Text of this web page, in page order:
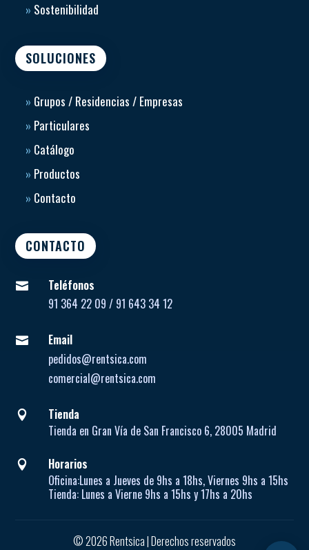
» Sostenibilidad
SOLUCIONES
» Grupos / Residencias / Empresas
» Particulares
» Catálogo
» Productos
» Contacto
CONTACTO

Teléfonos
91 364 22 09 / 91 643 34 12

Email
pedidos@rentsica.com
comercial@rentsica.com

Tienda
Tienda en Gran Vía de San Francisco 6, 28005 Madrid

Horarios
Oficina:Lunes a Jueves de9hs a 18hs, Viernes 9hs a 15hs
Tienda: Lunes a Vierne9hs a 15hs y 17hs a 20hs
© 2026 Rentsica | Derechos reservados